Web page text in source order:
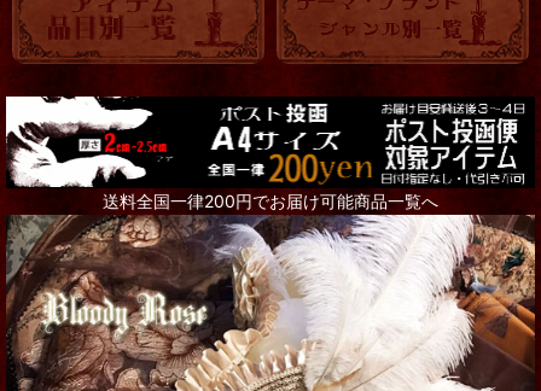
送料全国一律200円でお届け可能商品一覧へ